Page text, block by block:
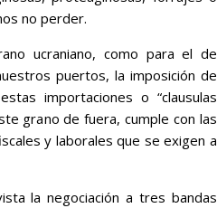
no perder.
ucraniano, como para el de
puertos, la imposición de
importaciones o “clausulas
grano de fuera, cumple con las
y laborales que se exigen a
la negociación a tres bandas